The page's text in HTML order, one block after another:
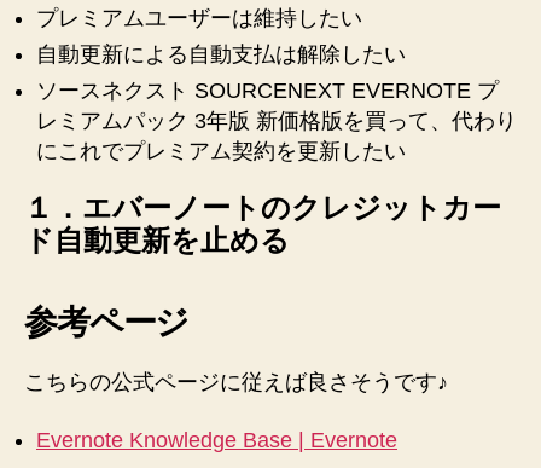
を
止
て、
ソ
ー
ネ
ク
バ
ー
ー
プレミアムユーザーは維持したい
自動更新による自動支払は解除したい
ソースネクスト SOURCENEXT EVERNOTE プ
レミアムパック 3年版 新価格版を買って、代わり
にこれでプレミアム契約を更新したい
１． エバーノートのクレジットカー
ド自動更新を止める
参考ページ
こちらの公式ページに従えば良さそうです♪
Evernote Knowledge Base | Evernote